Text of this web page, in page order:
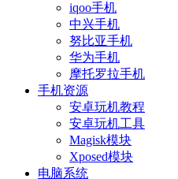
iqoo手机
中兴手机
努比亚手机
华为手机
摩托罗拉手机
手机资源
安卓玩机教程
安卓玩机工具
Magisk模块
Xposed模块
电脑系统